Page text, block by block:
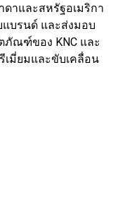
าและสหรัฐอเมริกา
บรนด์ และส่งมอบ
ณฑ์ของ KNC และ
มี่ยมและขับเคลื่อน